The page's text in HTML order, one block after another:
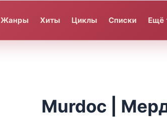
Жанры Хиты Циклы Списки Ещё
Murdoc |